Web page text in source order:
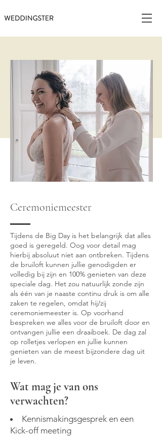
Ceremoniemeester
Tijdens de Big Day is het belangrijk dat alles
goed is geregeld. Oog voor detail mag
hierbij absoluut niet aan ontbreken. Tijdens
de bruiloft kunnen jullie genodigden er
volledig bij zijn en 100% genieten van deze
speciale dag. Het zou natuurlijk zonde zijn
als één van je naaste continu druk is om alle
zaken te regelen, omdat hij/zij
ceremoniemeester is. Op voorhand
bespreken we alles voor de bruiloft door en
ontvangen jullie een draaiboek. De dag zal
op rolletjes verlopen en jullie kunnen
genieten van de meest bijzondere dag uit
je leven.
Wat mag je van ons
verwachten?
Kennismakingsgesprek en een
Kick-off meeting